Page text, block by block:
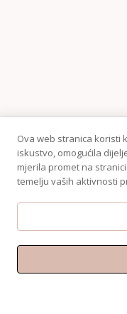
KONTAKT
Telefon:+38595 370
PORTANOVA:
Ova web stranica koristi
iskustvo, omogućila
mjerila promet na
temelju vaših aktivnosti